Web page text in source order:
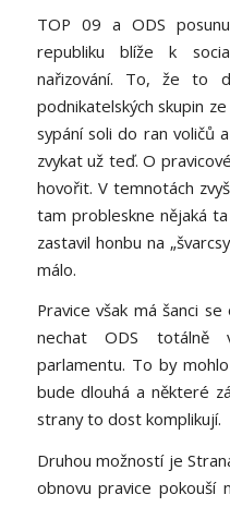
TOP 09 a ODS
republiku blíže k
nařizování. To, že to
podnikatelských skupin
sypání soli do ran voličů
zvykat už teď. O
hovořit. V temnotách
tam probleskne nějaká
zastavil honbu na
málo.
Pravice však má šanci
nechat ODS totálně
parlamentu. To by
bude dlouhá a některé
strany to dost komplikují.
Druhou možností je
obnovu pravice pokouší